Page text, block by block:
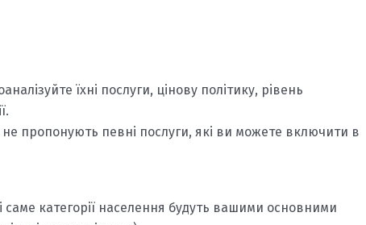
їхні послуги, цінову політику, рівень
пропонують певні послуги, які ви можете включити в
саме категорії населення будуть вашими основними